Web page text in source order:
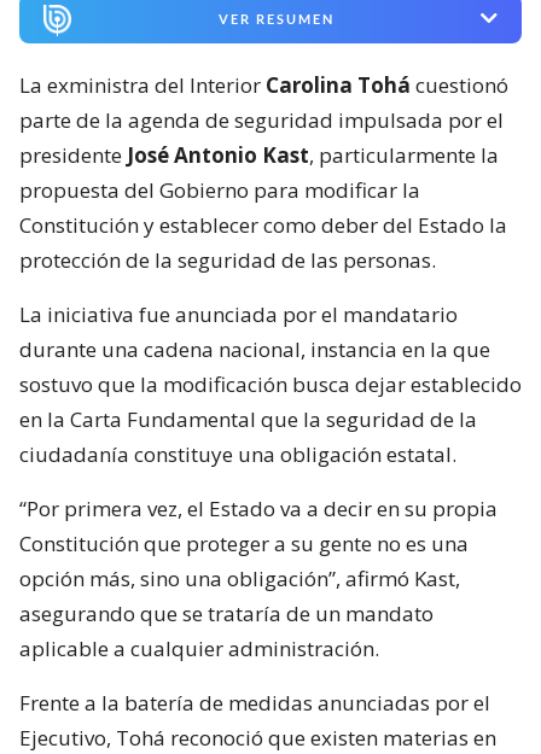
VER RESUMEN
La exministra del Interior Carolina Tohá cuestionó
parte de la agenda de seguridad impulsada por el
presidente José Antonio Kast, particularmente la
propuesta del Gobierno para modificar la
Constitución y establecer como deber del Estado la
protección de la seguridad de las personas.
La iniciativa fue anunciada por el mandatario
durante una cadena nacional, instancia en la que
sostuvo que la modificación busca dejar establecido
en la Carta Fundamental que la seguridad de la
ciudadanía constituye una obligación estatal.
“Por primera vez, el Estado va a decir en su propia
Constitución que proteger a su gente no es una
opción más, sino una obligación”, afirmó Kast,
asegurando que se trataría de un mandato
aplicable a cualquier administración.
Frente a la batería de medidas anunciadas por el
Ejecutivo, Tohá reconoció que existen materias en